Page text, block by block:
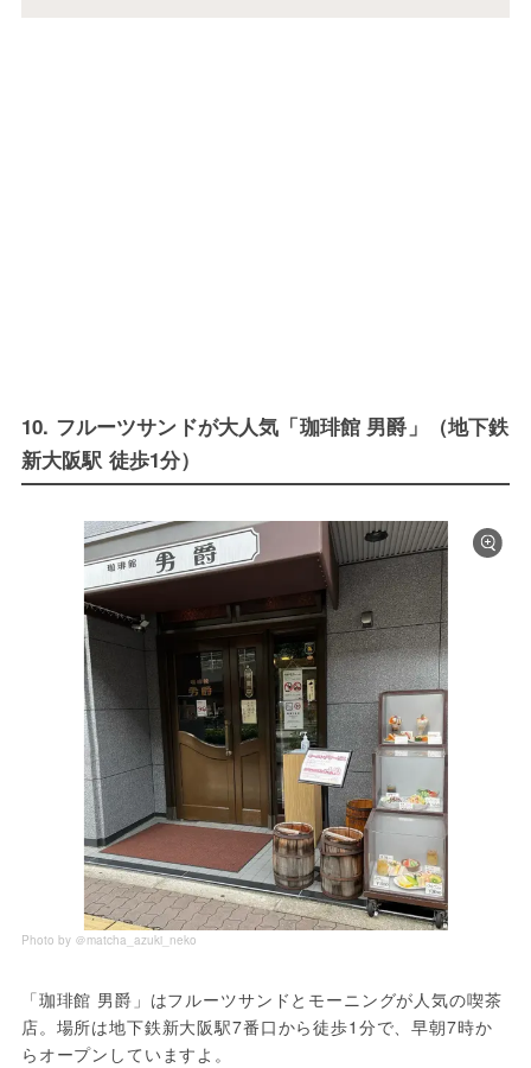
10. フルーツサンドが大人気「珈琲館 男爵」（地下鉄
新大阪駅 徒歩1分）
Photo by ＠matcha_azuki_neko
「珈琲館 男爵」はフルーツサンドとモーニングが人気の喫茶
店。場所は地下鉄新大阪駅7番口から徒歩1分で、早朝7時か
らオープンしていますよ。